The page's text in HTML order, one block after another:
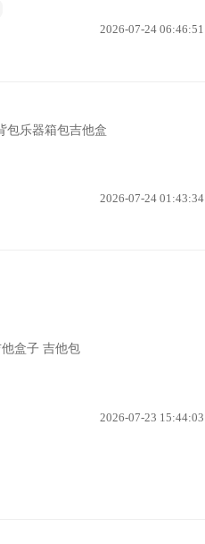
2026-07-24 06:46:51
包乐器箱包吉他盒
2026-07-24 01:43:34
盒子 吉他包
2026-07-23 15:44:03